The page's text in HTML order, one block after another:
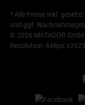
* Alle Preise inkl.
und ggf.
© 2026 MATADOR
Resolution: 448px